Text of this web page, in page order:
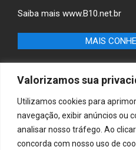
Valorizamos sua
Utilizamos cookies para
navegação, exibir anúncios ou
analisar nosso tráfego. Ao
concorda com nosso uso de
Saiba mais www.B10.net.br
MAIS
Castilho-SP e descubra as
locais.
B10 Brasil – Informação e